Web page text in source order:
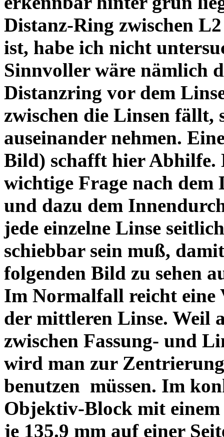
Distanz-Ring zwischen
ist, habe ich nicht
Sinnvoller wäre nämlich
Distanzring vor dem
zwischen die Linsen fällt,
auseinander nehmen.
Bild) schafft hier Abhilfe.
wichtige Frage nach dem
und dazu dem
jede einzelne Linse
schiebbar sein muß,
folgenden Bild zu sehen
Im Normalfall reicht eine
der mittleren Linse. Weil
zwischen Fassung- und
wird man zur
benutzen müssen. Im
Objektiv-Block mit einem
je 135.9 mm auf einer